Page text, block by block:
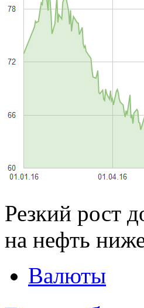
Резкий рост
на нефть
Валюты